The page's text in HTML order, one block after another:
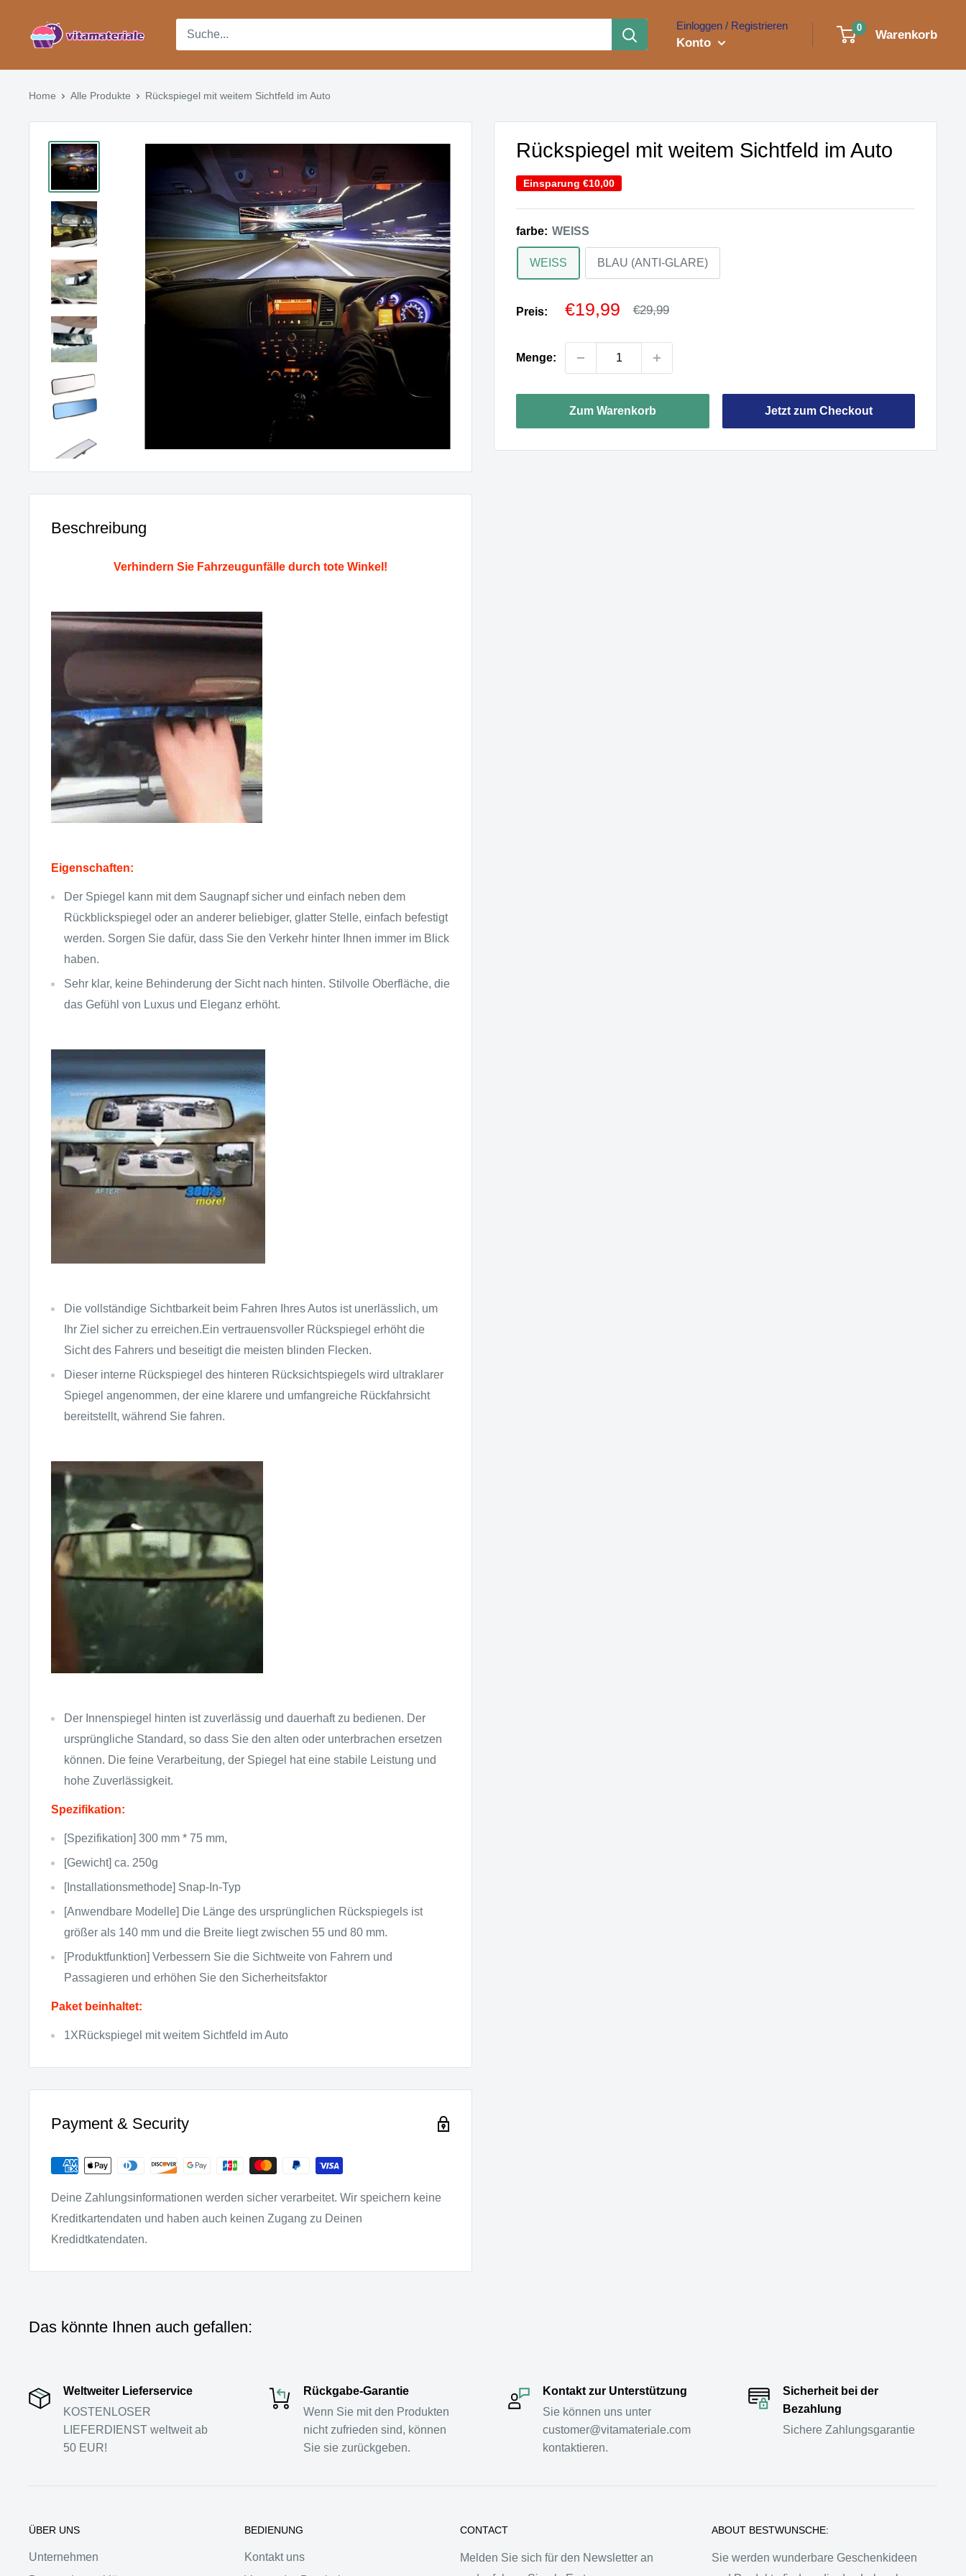
Vitamateriale Einloggen / Registrieren
Konto
0 Warenkorb
Home Alle Produkte Rückspiegel mit weitem Sichtfeld im Auto
Rückspiegel mit weitem Sichtfeld im Auto
Einsparung €10,00
farbe: WEISS
WEISS BLAU (ANTI-GLARE)
Preis: Sonderpreis
€19,99 Normalpreis
€29,99
Menge:
Zum Warenkorb Jetzt zum Checkout
Beschreibung
Verhindern Sie Fahrzeugunfälle durch tote Winkel!
Eigenschaften:
Der Spiegel kann mit dem Saugnapf sicher und einfach neben dem
Rückblickspiegel oder an anderer beliebiger, glatter Stelle, einfach befestigt
werden. Sorgen Sie dafür, dass Sie den Verkehr hinter Ihnen immer im Blick
haben.
Sehr klar, keine Behinderung der Sicht nach hinten. Stilvolle Oberfläche, die
das Gefühl von Luxus und Eleganz erhöht.
Die vollständige Sichtbarkeit beim Fahren Ihres Autos ist unerlässlich, um
Ihr Ziel sicher zu erreichen.Ein vertrauensvoller Rückspiegel erhöht die
Sicht des Fahrers und beseitigt die meisten blinden Flecken.
Dieser interne Rückspiegel des hinteren Rücksichtspiegels wird ultraklarer
Spiegel angenommen, der eine klarere und umfangreiche Rückfahrsicht
bereitstellt, während Sie fahren.
Der Innenspiegel hinten ist zuverlässig und dauerhaft zu bedienen. Der
ursprüngliche Standard, so dass Sie den alten oder unterbrachen ersetzen
können. Die feine Verarbeitung, der Spiegel hat eine stabile Leistung und
hohe Zuverlässigkeit.
Spezifikation:
[Spezifikation] 300 mm * 75 mm,
[Gewicht] ca. 250g
[Installationsmethode] Snap-In-Typ
[Anwendbare Modelle] Die Länge des ursprünglichen Rückspiegels ist
größer als 140 mm und die Breite liegt zwischen 55 und 80 mm.
[Produktfunktion] Verbessern Sie die Sichtweite von Fahrern und
Passagieren und erhöhen Sie den Sicherheitsfaktor
Paket beinhaltet:
1XRückspiegel mit weitem Sichtfeld im Auto
Payment & Security
Deine Zahlungsinformationen werden sicher verarbeitet. Wir speichern keine
Kreditkartendaten und haben auch keinen Zugang zu Deinen
Kredidtkatendaten.
Das könnte Ihnen auch gefallen:
Weltweiter Lieferservice
KOSTENLOSER
LIEFERDIENST weltweit ab
50 EUR!
Rückgabe-Garantie
Wenn Sie mit den Produkten
nicht zufrieden sind, können
Sie sie zurückgeben.
Kontakt zur Unterstützung
Sie können uns unter
customer@vitamateriale.com
kontaktieren.
Sicherheit bei der
Bezahlung
Sichere Zahlungsgarantie
ÜBER UNS
Unternehmen
BEDIENUNG
Kontakt uns
CONTACT
Melden Sie sich für den Newsletter an
ABOUT BESTWUNSCHE:
Sie werden wunderbare Geschenkideen